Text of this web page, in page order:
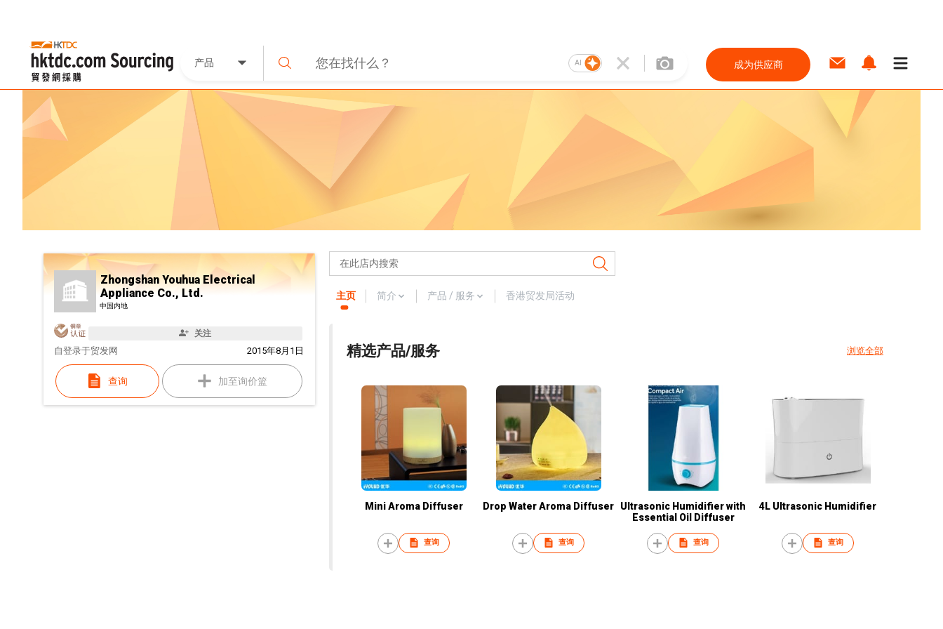
产品 AI 成为供应商
Zhongshan Youhua Electrical
Appliance Co., Ltd.
中国内地
关注
自 2015年8月1日
登录于贸发网
查询 加至询价篮
主页 简介 产品 / 服务 香港贸发局活动
精选产品/服务 浏览全部
Mini Aroma Diffuser
查询
Drop Water Aroma Diffuser
查询
Ultrasonic Humidifier with
Essential Oil Diffuser
查询
4L Ultrasonic Humidifier
查询